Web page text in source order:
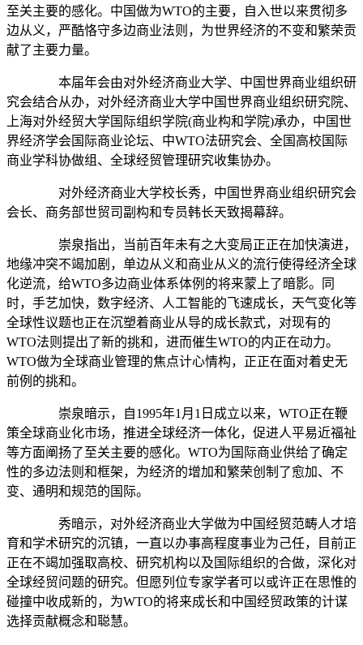
至关主要的感化。中国做为WTO的主要，自入世以来贯彻多
边从义，严酷恪守多边商业法则，为世界经济的不变和繁荣贡
献了主要力量。
本届年会由对外经济商业大学、中国世界商业组织研
究会结合从办，对外经济商业大学中国世界商业组织研究院、
上海对外经贸大学国际组织学院(商业构和学院)承办，中国世
界经济学会国际商业论坛、中WTO法研究会、全国高校国际
商业学科协做组、全球经贸管理研究收集协办。
对外经济商业大学校长秀，中国世界商业组织研究会
会长、商务部世贸司副构和专员韩长天致揭幕辞。
崇泉指出，当前百年未有之大变局正正在加快演进，
地缘冲突不竭加剧，单边从义和商业从义的流行使得经济全球
化逆流，给WTO多边商业体系体例的将来蒙上了暗影。同
时，手艺加快，数字经济、人工智能的飞速成长，天气变化等
全球性议题也正在沉塑着商业从导的成长款式，对现有的
WTO法则提出了新的挑和，进而催生WTO的内正在动力。
WTO做为全球商业管理的焦点计心情构，正正在面对着史无
前例的挑和。
崇泉暗示，自1995年1月1日成立以来，WTO正在鞭
策全球商业化市场，推进全球经济一体化，促进人平易近福祉
等方面阐扬了至关主要的感化。WTO为国际商业供给了确定
性的多边法则和框架，为经济的增加和繁荣创制了愈加、不
变、通明和规范的国际。
秀暗示，对外经济商业大学做为中国经贸范畴人才培
育和学术研究的沉镇，一直以办事高程度事业为己任，目前正
正在不竭加强取高校、研究机构以及国际组织的合做，深化对
全球经贸问题的研究。但愿列位专家学者可以或许正在思惟的
碰撞中收成新的，为WTO的将来成长和中国经贸政策的计谋
选择贡献概念和聪慧。